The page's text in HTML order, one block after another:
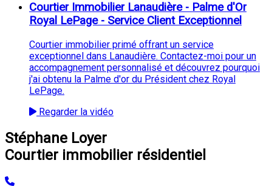
Courtier Immobilier Lanaudière - Palme d'Or
Royal LePage - Service Client Exceptionnel
Courtier immobilier primé offrant un service
exceptionnel dans Lanaudière. Contactez-moi pour un
accompagnement personnalisé et découvrez pourquoi
j'ai obtenu la Palme d'or du Président chez Royal
LePage.
Regarder la vidéo
Stéphane Loyer
Courtier immobilier résidentiel